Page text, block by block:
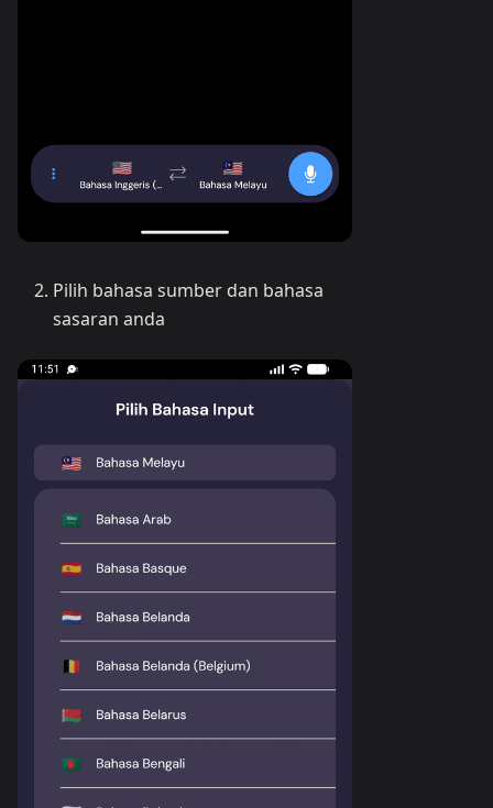
Pilih bahasa sumber dan bahasa
sasaran anda